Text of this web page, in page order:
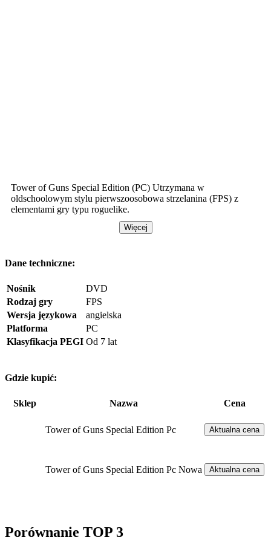
Tower of Guns Special Edition (PC) Utrzymana w
oldschoolowym stylu pierwszoosobowa strzelanina (FPS) z
elementami gry typu roguelike.
Więcej
Dane techniczne:
Nośnik
DVD
Rodzaj gry
FPS
Wersja językowa
angielska
Platforma
PC
Klasyfikacja PEGI Od 7 lat
Gdzie kupić:
Sklep Nazwa Cena
Tower of Guns Special Edition Pc Aktualna cena
Tower of Guns Special Edition Pc Nowa Aktualna cena
Porównanie TOP 3